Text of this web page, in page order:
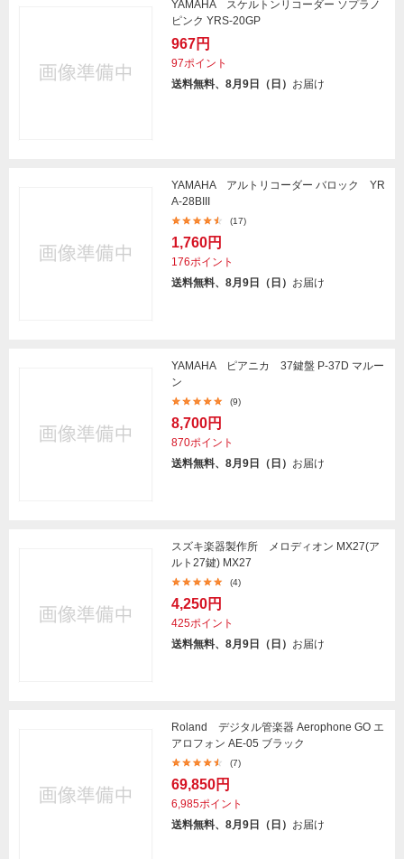
YAMAHA スケルトンリコーダー ソプラノ
ピンク YRS-20GP
967円
97ポイント
送料無料、8月9日（日） お届け
YAMAHA アルトリコーダー バロック YR
A-28BIII
(17)
1,760円
176ポイント
送料無料、8月9日（日） お届け
YAMAHA ピアニカ 37鍵盤 P-37D マルー
ン
(9)
8,700円
870ポイント
送料無料、8月9日（日） お届け
スズキ楽器製作所 メロディオン MX27(ア
ルト27鍵) MX27
(4)
4,250円
425ポイント
送料無料、8月9日（日） お届け
Roland デジタル管楽器 Aerophone GO エ
アロフォン AE-05 ブラック
(7)
69,850円
6,985ポイント
送料無料、8月9日（日） お届け